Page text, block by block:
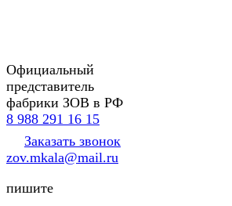
Официальный
представитель
фабрики ЗОВ в РФ
8 988 291 16 15
Заказать звонок
zov.mkala@mail.ru
пишите